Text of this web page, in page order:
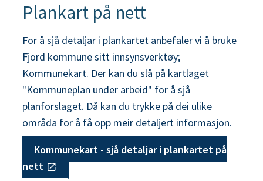
Plankart på nett
For å sjå detaljar i plankartet anbefaler vi å bruke
Fjord kommune sitt innsynsverktøy;
Kommunekart. Der kan du slå på kartlaget
"Kommuneplan under arbeid" for å sjå
planforslaget. Då kan du trykke på dei ulike
områda for å få opp meir detaljert informasjon.
Kommunekart - sjå detaljar i plankartet på
nett